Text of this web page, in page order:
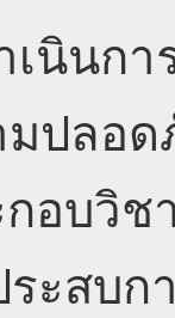
เนินก
ปลอ
อบวิ
ะสบก